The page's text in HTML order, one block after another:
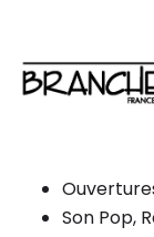
Son Pop,